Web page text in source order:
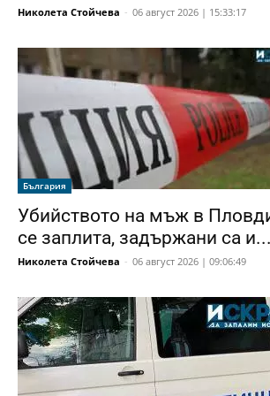
Николета Стойчева - 06 август 2026 | 15:33:17
България
Убийството на мъж в
се заплита, задържани са и...
Николета Стойчева - 06 август 2026 | 09:06:49